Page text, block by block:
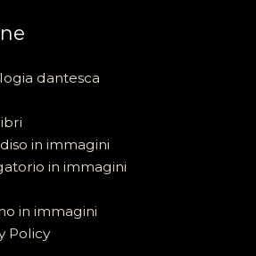
dantesca
in immagini
in immagini
in immagini
Policy